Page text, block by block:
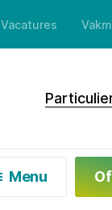
Vacatures
Menu